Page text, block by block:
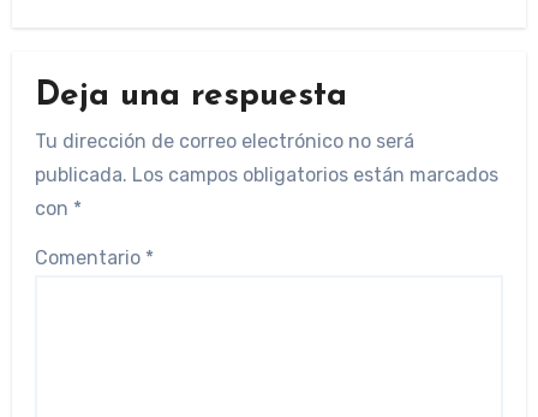
Deja una respuesta
Tu dirección de correo electrónico no será
publicada. Los campos obligatorios están marcados
con *
Comentario *